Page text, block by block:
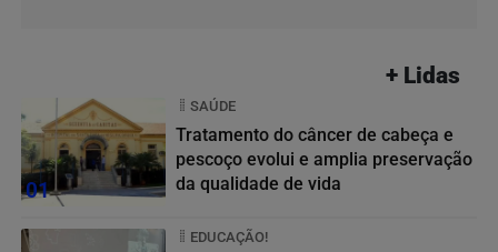
+ Lidas
01
SAÚDE
Tratamento do câncer de cabeça e
pescoço evolui e amplia preservação
da qualidade de vida
EDUCAÇÃO!